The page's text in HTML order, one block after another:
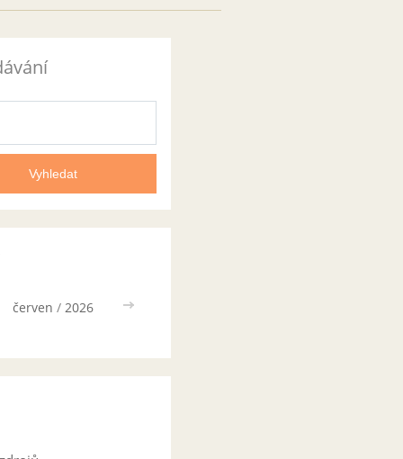
červen / 2026 >>